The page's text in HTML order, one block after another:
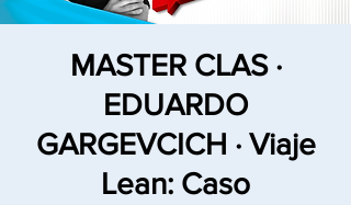
MASTER CLAS ·
EDUARDO
GARGEVCICH · Viaje
Lean: Caso